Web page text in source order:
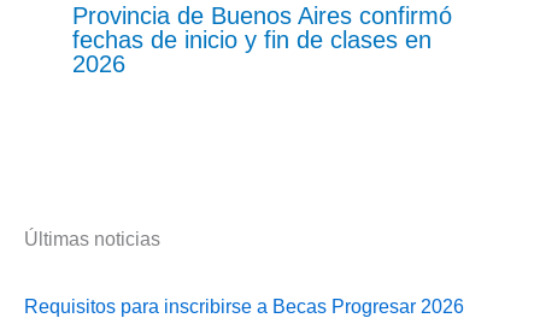
Provincia de Buenos Aires confirmó
fechas de inicio y fin de clases en
2026
Últimas noticias
Requisitos para inscribirse a Becas Progresar 2026